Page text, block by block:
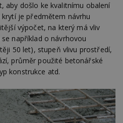
aby došlo ke kvalitnímu obalení
je předmětem návrhu
výpočet, na který má vliv
například o návrhovou
50 let), stupeň vlivu prostředí,
průměr použité betonářské
konstrukce atd.